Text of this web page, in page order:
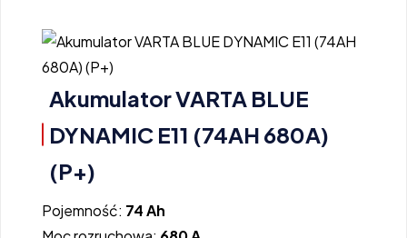
Akumulator VARTA BLUE
DYNAMIC E11 (74AH 680A)
(P+)
Pojemność: 74 Ah